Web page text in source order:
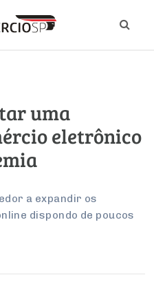
Trabalho
uma
eletrônico
a expandir os
dispondo de poucos